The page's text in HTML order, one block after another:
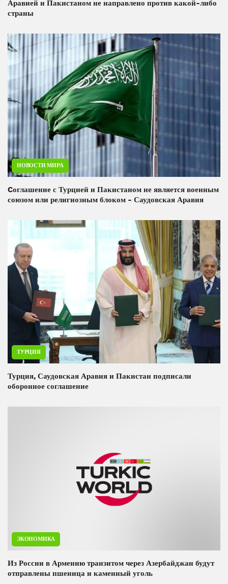
Аравией и Пакистаном не направлено против какой-либо
страны
НОВОСТИ МИРА
Cоглашение с Турцией и Пакистаном не является военным
союзом или религиозным блоком - Саудовская Аравия
ТУРЦИЯ
Турция, Саудовская Аравия и Пакистан подписали
оборонное соглашение
ЭКОНОМИКА
Из России в Армению транзитом через Азербайджан будут
отправлены пшеница и каменный уголь